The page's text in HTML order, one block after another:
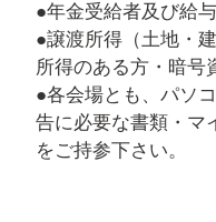
●年金受給者及び給
●譲渡所得（土地・
所得のある方・暗号
●各会場とも、パソ
告に必要な書類・マ
をご持参下さい。